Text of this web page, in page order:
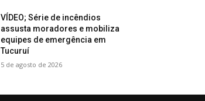
VÍDEO; Série de incêndios
assusta moradores e mobiliza
equipes de emergência em
Tucuruí
5 de agosto de 2026